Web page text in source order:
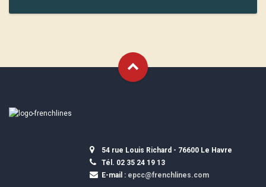
54 rue Louis Richard - 76600 Le Havre
Tél. 02 35 24 19 13
E-mail : epcc@frenchlines.com